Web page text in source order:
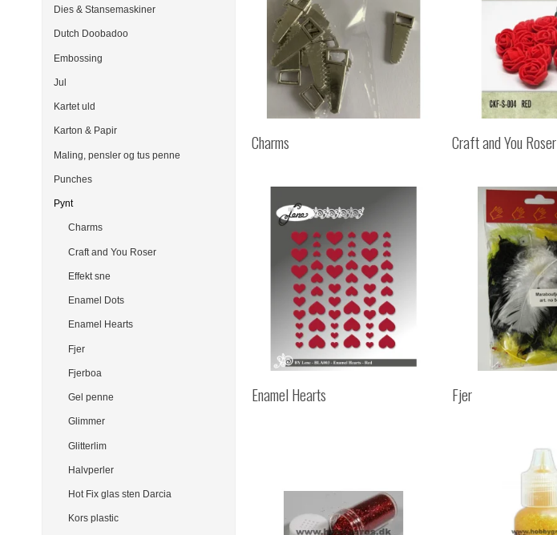
Dies & Stansemaskiner
Dutch Doobadoo
Embossing
Jul
Kartet uld
Karton & Papir
Maling, pensler og tus penne
Punches
Pynt
Charms
Craft and You Roser
Effekt sne
Enamel Dots
Enamel Hearts
Fjer
Fjerboa
Gel penne
Glimmer
Glitterlim
Halvperler
Hot Fix glas sten Darcia
Kors plastic
Charms Craft and You Roser
Enamel Hearts Fjer